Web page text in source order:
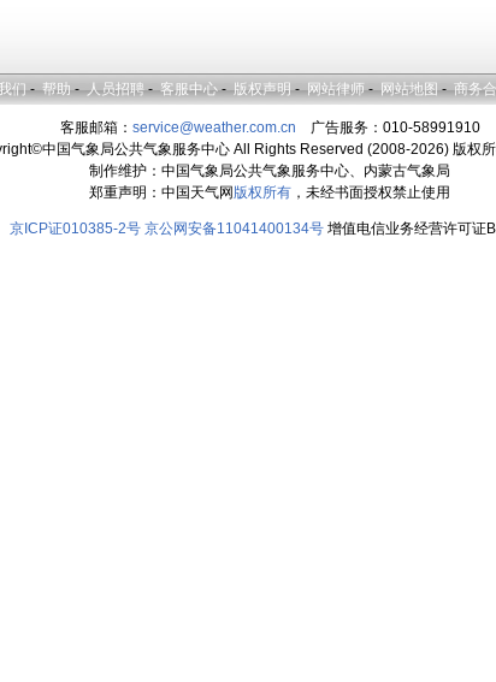
们 - 帮助 - 人员招聘 - 客服中心 - 版权声明 - 网站律师 - 网站地图 - 商务
客服邮箱： service@weather.com.cn 广告服务：010-58991910
中国气象局公共气象服务中心 All Rights Reserved (2008-2026) 版权
制作维护：中国气象局公共气象服务中心、内蒙古气象局
郑重声明：中国天气网 版权所有 ，未经书面授权禁止使用
京ICP证010385-2号 京公网安备11041400134号增值电信业务经营许可证